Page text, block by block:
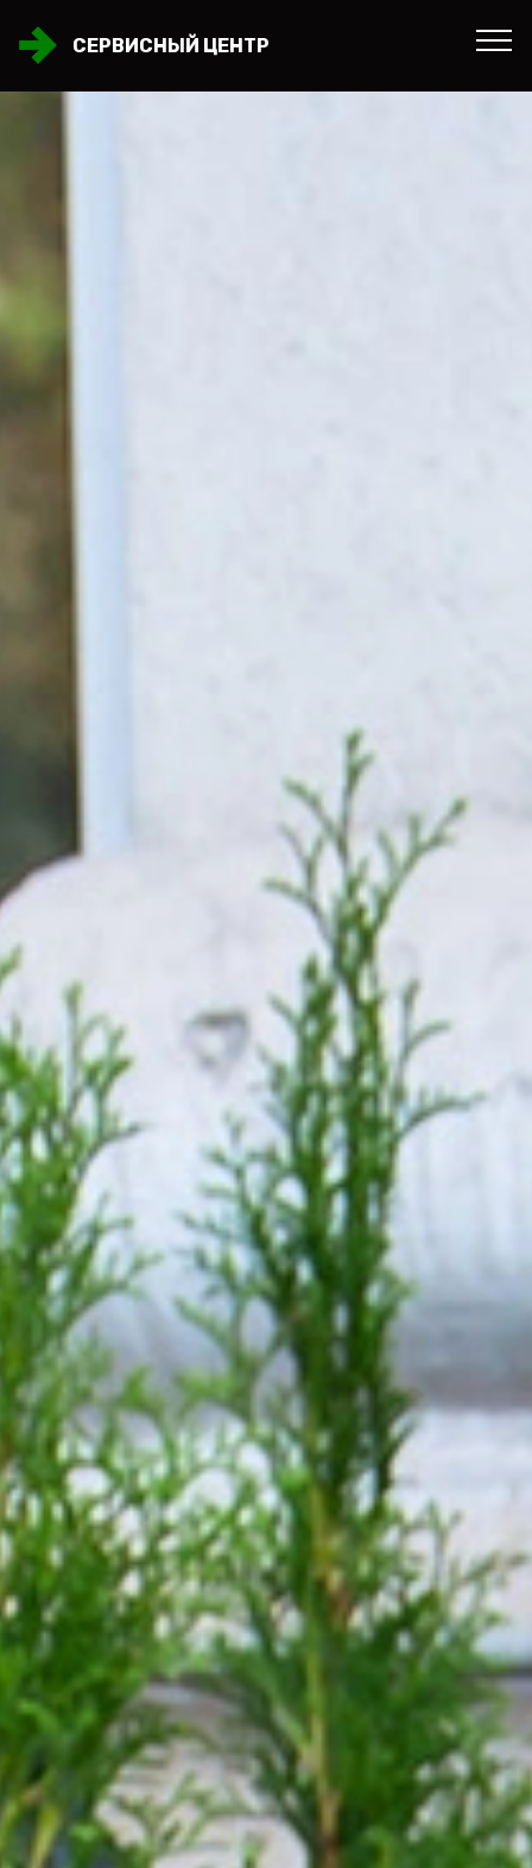
СЕРВИСНЫЙ ЦЕНТР